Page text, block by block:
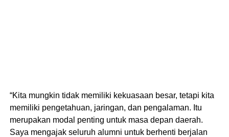
“Kita mungkin tidak memiliki kekuasaan besar, tetapi kita
memiliki pengetahuan, jaringan, dan pengalaman. Itu
merupakan modal penting untuk masa depan daerah.
Saya mengajak seluruh alumni untuk berhenti berjalan